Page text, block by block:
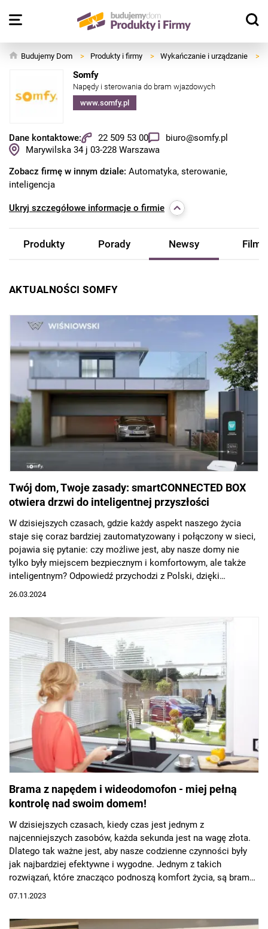
Budujemy Dom > Produkty i firmy > Wykańczanie i urządzanie >
Somfy
Napędy i sterowania do bram wjazdowych
www.somfy.pl
Dane kontaktowe: 22 509 53 00
biuro@somfy.pl
Marywilska 34 j 03-228 Warszawa
Zobacz firmę w innym dziale: Automatyka, sterowanie,
inteligencja
Ukryj szczegółowe informacje o firmie
Produkty Porady Newsy Filmy
AKTUALNOŚCI SOMFY
Twój dom, Twoje zasady: smartCONNECTED BOX
otwiera drzwi do inteligentnej przyszłości
W dzisiejszych czasach, gdzie każdy aspekt naszego życia
staje się coraz bardziej zautomatyzowany i połączony w sieci,
pojawia się pytanie: czy możliwe jest, aby nasze domy nie
tylko były miejscem bezpiecznym i komfortowym, ale także
inteligentnym? Odpowiedź przychodzi z Polski, dzięki
współpracy dwóch renomowanych marek – Wiśniowski, lidera
automatyki domowej. Ich najnowsze dzieło, centrala
smartCONNECTED BOX, to obiecujący krok ku przyszłości, w
której nasze domy myślą za nas.
26.03.2024
Brama z napędem i wideodomofon - miej pełną
kontrolę nad swoim domem!
W dzisiejszych czasach, kiedy czas jest jednym z
najcenniejszych zasobów, każda sekunda jest na wagę złota.
Dlatego tak ważne jest, aby nasze codzienne czynności były
jak najbardziej efektywne i wygodne. Jednym z takich
rozwiązań, które znacząco podnoszą komfort życia, są bramy
z napędem oraz wideodomofony.
07.11.2023